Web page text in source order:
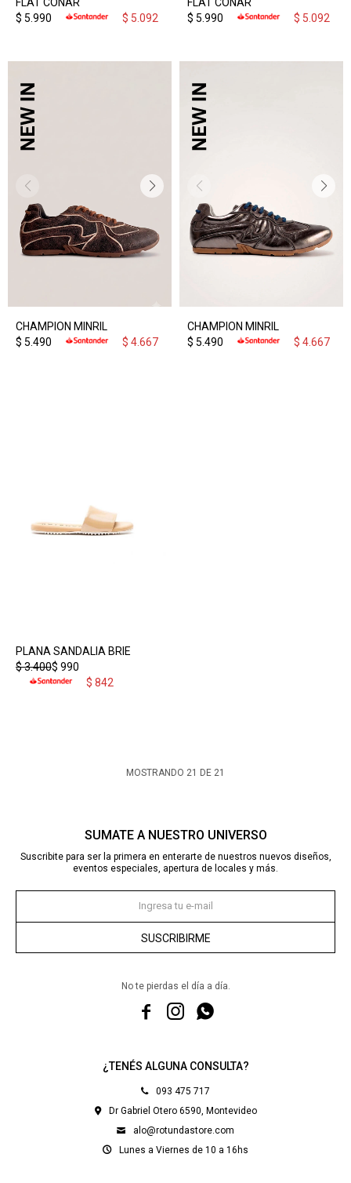
$ 5.990 $ 5.092
$ 5.990 $ 5.092
CHAMPION MINRIL
$ 5.490 $ 4.667
CHAMPION MINRIL
$ 5.490 $ 4.667
PLANA SANDALIA BRIE
$ 990
$3.400
$ 842
MOSTRANDO 21 DE 21
¿TENÉS ALGUNA CONSULTA?
093 475 717
Dr Gabriel Otero 6590, Montevideo
alo@rotundastore.com
Lunes a Viernes de 10 a 16hs
SUMATE A NUESTRO UNIVERSO
Suscribite para ser la primera en enterarte de nuestros nuevos diseños,
eventos especiales, apertura de locales y más.
SUSCRIBIRME
No te pierdas el día a día.
  